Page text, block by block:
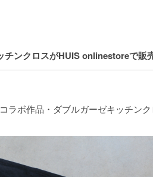
チンクロスがHUIS onlinestoreで販
ラボ作品・ダブルガーゼキッチン